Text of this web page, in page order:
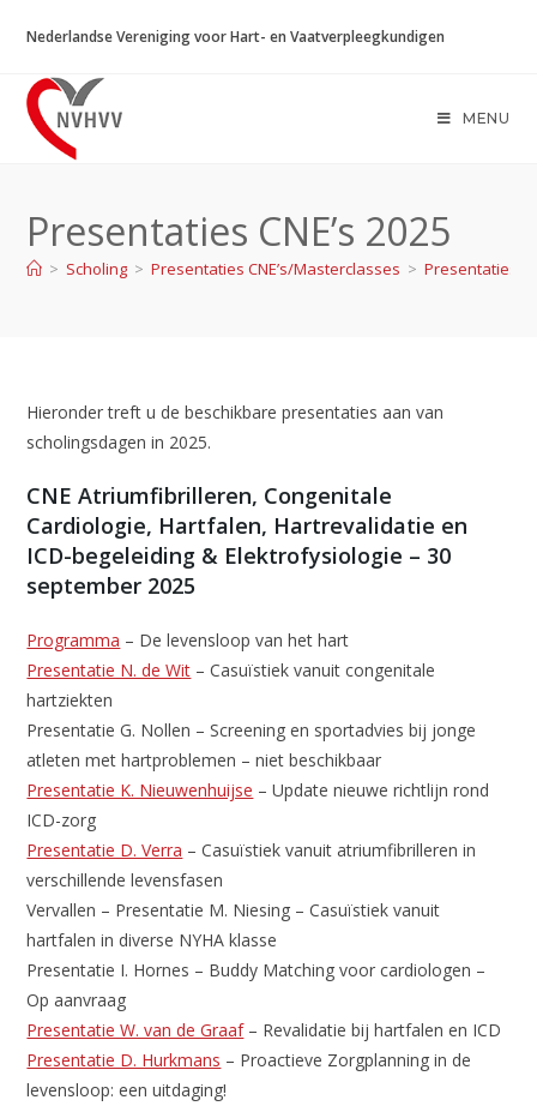
naar
inhoud
Nederlandse Vereniging voor Hart- en Vaatverpleegkundigen
MENU
Presentaties CNE’s 2025
> Scholing > Presentaties CNE’s/Masterclasses > Presentaties
Hieronder treft u de beschikbare presentaties aan van
scholingsdagen in 2025.
CNE Atriumfibrilleren, Congenitale
Cardiologie, Hartfalen, Hartrevalidatie en
ICD-begeleiding & Elektrofysiologie – 30
september 2025
Programma – De levensloop van het hart
Presentatie N. de Wit – Casuïstiek vanuit congenitale
hartziekten
Presentatie G. Nollen – Screening en sportadvies bij jonge
atleten met hartproblemen – niet beschikbaar
Presentatie K. Nieuwenhuijse – Update nieuwe richtlijn rond
ICD-zorg
Presentatie D. Verra – Casuïstiek vanuit atriumfibrilleren in
verschillende levensfasen
Vervallen – Presentatie M. Niesing – Casuïstiek vanuit
hartfalen in diverse NYHA klasse
Presentatie I. Hornes – Buddy Matching voor cardiologen –
Op aanvraag
Presentatie W. van de Graaf– Revalidatie bij hartfalen en ICD
Presentatie D. Hurkmans – Proactieve Zorgplanning in de
levensloop: een uitdaging!